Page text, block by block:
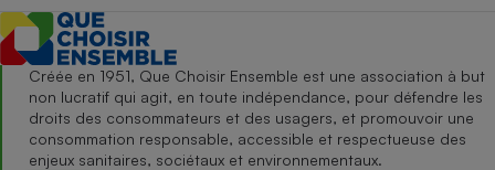
Créée en 1951, Que Choisir Ensemble est une association à but
non lucratif qui agit, en toute indépendance, pour défendre les
droits des consommateurs et des usagers, et promouvoir une
consommation responsable, accessible et respectueuse des
enjeux sanitaires, sociétaux et environnementaux.